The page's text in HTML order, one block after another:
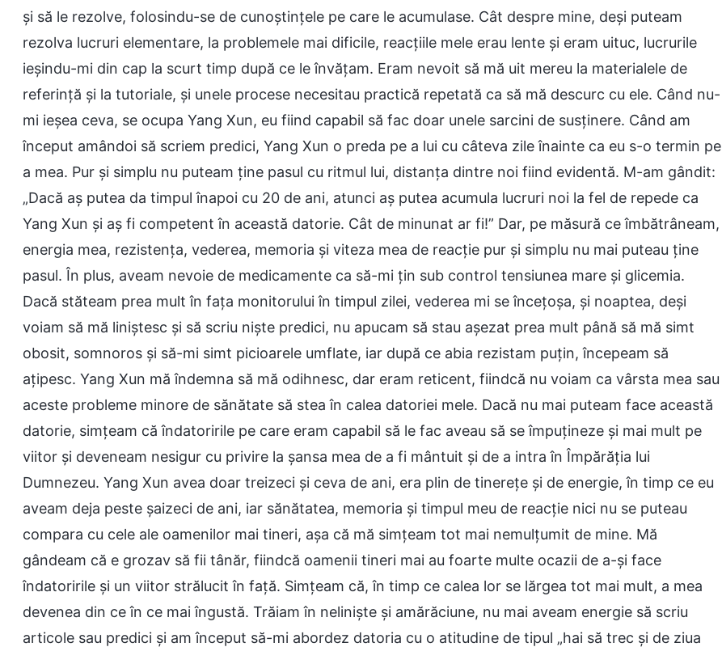
și să le rezolve, folosindu-se de cunoștințele pe care le acumulase. Cât despre mine, deși puteam
rezolva lucruri elementare, la problemele mai dificile, reacțiile mele erau lente și eram uituc, lucrurile
ieșindu-mi din cap la scurt timp după ce le învățam. Eram nevoit să mă uit mereu la materialele de
referință și la tutoriale, și unele procese necesitau practică repetată ca să mă descurc cu ele. Când nu-
mi ieșea ceva, se ocupa Yang Xun, eu fiind capabil să fac doar unele sarcini de susținere. Când am
început amândoi să scriem predici, Yang Xun o preda pe a lui cu câteva zile înainte ca eu s-o termin pe
a mea. Pur și simplu nu puteam ține pasul cu ritmul lui, distanța dintre noi fiind evidentă. M-am gândit:
„Dacă aș putea da timpul înapoi cu 20 de ani, atunci aș putea acumula lucruri noi la fel de repede ca
Yang Xun și aș fi competent în această datorie. Cât de minunat ar fi!” Dar, pe măsură ce îmbătrâneam,
energia mea, rezistența, vederea, memoria și viteza mea de reacție pur și simplu nu mai puteau ține
pasul. În plus, aveam nevoie de medicamente ca să-mi țin sub control tensiunea mare și glicemia.
Dacă stăteam prea mult în fața monitorului în timpul zilei, vederea mi se încețoșa, și noaptea, deși
voiam să mă liniștesc și să scriu niște predici, nu apucam să stau așezat prea mult până să mă simt
obosit, somnoros și să-mi simt picioarele umflate, iar după ce abia rezistam puțin, începeam să
ațipesc. Yang Xun mă îndemna să mă odihnesc, dar eram reticent, fiindcă nu voiam ca vârsta mea sau
aceste probleme minore de sănătate să stea în calea datoriei mele. Dacă nu mai puteam face această
datorie, simțeam că îndatoririle pe care eram capabil să le fac aveau să se împuțineze și mai mult pe
viitor și deveneam nesigur cu privire la șansa mea de a fi mântuit și de a intra în Împărăția lui
Dumnezeu. Yang Xun avea doar treizeci și ceva de ani, era plin de tinerețe și de energie, în timp ce eu
aveam deja peste șaizeci de ani, iar sănătatea, memoria și timpul meu de reacție nici nu se puteau
compara cu cele ale oamenilor mai tineri, așa că mă simțeam tot mai nemulțumit de mine. Mă
gândeam că e grozav să fii tânăr, fiindcă oamenii tineri mai au foarte multe ocazii de a-și face
îndatoririle și un viitor strălucit în față. Simțeam că, în timp ce calea lor se lărgea tot mai mult, a mea
devenea din ce în ce mai îngustă. Trăiam în neliniște și amărăciune, nu mai aveam energie să scriu
articole sau predici și am început să-mi abordez datoria cu o atitudine de tipul „hai să trec și de ziua